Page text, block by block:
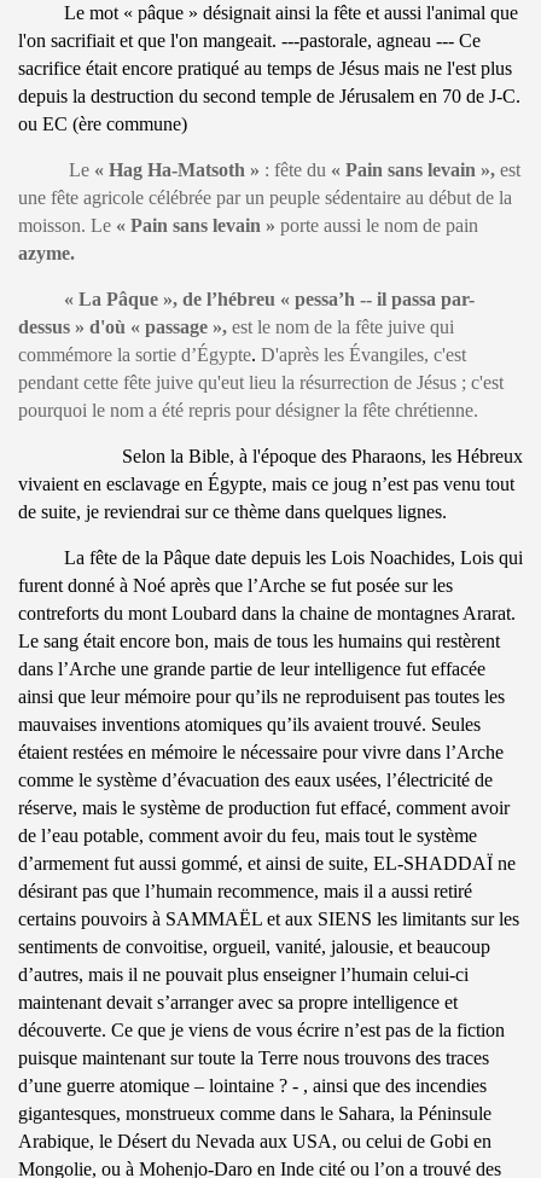
Le mot « pâque » désignait ainsi la fête et aussi l'animal que
l'on sacrifiait et que l'on mangeait. ---pastorale, agneau --- Ce
sacrifice était encore pratiqué au temps de Jésus mais ne l'est plus
depuis la destruction du second temple de Jérusalem en 70 de J-C.
ou EC (ère commune)
Le « Hag Ha-Matsoth » : fête du « Pain sans levain »,est
une fête agricole célébrée par un peuple sédentaire au début de la
moisson. Le « Pain sans levain » porte aussi le nom de pain
azyme.
« La Pâque », de l’hébreu « pessa’h -- il passa par-
dessus » d'où « passage »,est le nom de la fête juive qui
commémore la sortie d’Égypte. D'après les Évangiles, c'est
pendant cette fête juive qu'eut lieu la résurrection de Jésus ; c'est
pourquoi le nom a été repris pour désigner la fête chrétienne.
Selon la Bible, à l'époque des Pharaons, les Hébreux
vivaient en esclavage en Égypte, mais ce joug n’est pas venu tout
de suite, je reviendrai sur ce thème dans quelques lignes.
La fête de la Pâque date depuis les Lois Noachides, Lois qui
furent donné à Noé après que l’Arche se fut posée sur les
contreforts du mont Loubard dans la chaine de montagnes Ararat.
Le sang était encore bon, mais de tous les humains qui restèrent
dans l’Arche une grande partie de leur intelligence fut effacée
ainsi que leur mémoire pour qu’ils ne reproduisent pas toutes les
mauvaises inventions atomiques qu’ils avaient trouvé. Seules
étaient restées en mémoire le nécessaire pour vivre dans l’Arche
comme le système d’évacuation des eaux usées, l’électricité de
réserve, mais le système de production fut effacé, comment avoir
de l’eau potable, comment avoir du feu, mais tout le système
d’armement fut aussi gommé, et ainsi de suite, EL-SHADDAÏ ne
désirant pas que l’humain recommence, mais il a aussi retiré
certains pouvoirs à SAMMAËL et aux SIENS les limitants sur les
sentiments de convoitise, orgueil, vanité, jalousie, et beaucoup
d’autres, mais il ne pouvait plus enseigner l’humain celui-ci
maintenant devait s’arranger avec sa propre intelligence et
découverte. Ce que je viens de vous écrire n’est pas de la fiction
puisque maintenant sur toute la Terre nous trouvons des traces
d’une guerre atomique – lointaine ? - , ainsi que des incendies
gigantesques, monstrueux comme dans le Sahara, la Péninsule
Arabique, le Désert du Nevada aux USA, ou celui de Gobi en
Mongolie, ou à Mohenjo-Daro en Inde cité ou l’on a trouvé des